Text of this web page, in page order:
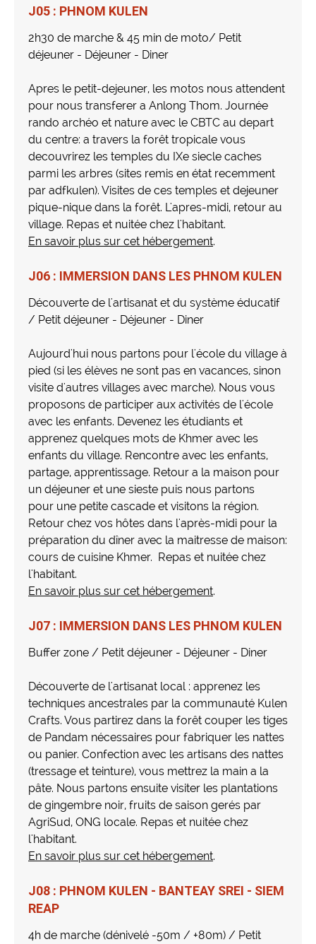
J05 : PHNOM KULEN
2h30 de marche & 45 min de moto/ Petit
déjeuner - Déjeuner - Diner
Apres le petit-dejeuner, les motos nous attendent
pour nous transferer a Anlong Thom. Journée
rando archéo et nature avec le CBTC au depart
du centre: a travers la forêt tropicale vous
decouvrirez les temples du IXe siecle caches
parmi les arbres (sites remis en état recemment
par adfkulen). Visites de ces temples et dejeuner
pique-nique dans la forêt. L'apres-midi, retour au
village. Repas et nuitée chez l'habitant.
En savoir plus sur cet hébergement.
J06 : IMMERSION DANS LES PHNOM KULEN
Découverte de l'artisanat et du système éducatif
/ Petit déjeuner - Déjeuner - Diner
Aujourd'hui nous partons pour l'école du village à
pied (si les élèves ne sont pas en vacances, sinon
visite d'autres villages avec marche). Nous vous
proposons de participer aux activités de l'école
avec les enfants. Devenez les étudiants et
apprenez quelques mots de Khmer avec les
enfants du village. Rencontre avec les enfants,
partage, apprentissage. Retour a la maison pour
un déjeuner et une sieste puis nous partons
pour une petite cascade et visitons la région.
Retour chez vos hôtes dans l'après-midi pour la
préparation du dîner avec la maitresse de maison:
cours de cuisine Khmer. Repas et nuitée chez
l'habitant.
En savoir plus sur cet hébergement.
J07 : IMMERSION DANS LES PHNOM KULEN
Buffer zone / Petit déjeuner - Déjeuner - Diner
Découverte de l'artisanat local : apprenez les
techniques ancestrales par la communauté Kulen
Crafts. Vous partirez dans la forêt couper les tiges
de Pandam nécessaires pour fabriquer les nattes
ou panier. Confection avec les artisans des nattes
(tressage et teinture), vous mettrez la main a la
pâte. Nous partons ensuite visiter les plantations
de gingembre noir, fruits de saison gerés par
AgriSud, ONG locale. Repas et nuitée chez
l'habitant.
En savoir plus sur cet hébergement.
J08 : PHNOM KULEN - BANTEAY SREI - SIEM
REAP
4h de marche (dénivelé -50m / +80m) / Petit